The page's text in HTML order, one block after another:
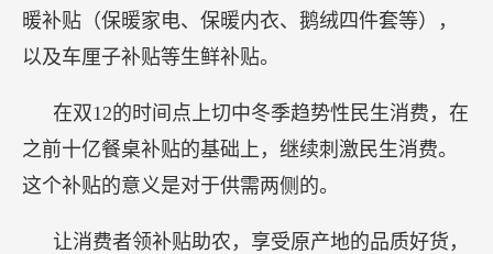
暖补贴（保暖家电、保暖内衣、鹅绒四件套等），
以及车厘子补贴等生鲜补贴。
在双12的时间点上切中冬季趋势性民生消费，在
之前十亿餐桌补贴的基础上，继续刺激民生消费。
这个补贴的意义是对于供需两侧的。
让消费者领补贴助农，享受原产地的品质好货，